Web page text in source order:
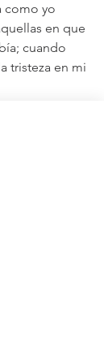
como yo
en que
cuando
tristeza en mi
el titubeo